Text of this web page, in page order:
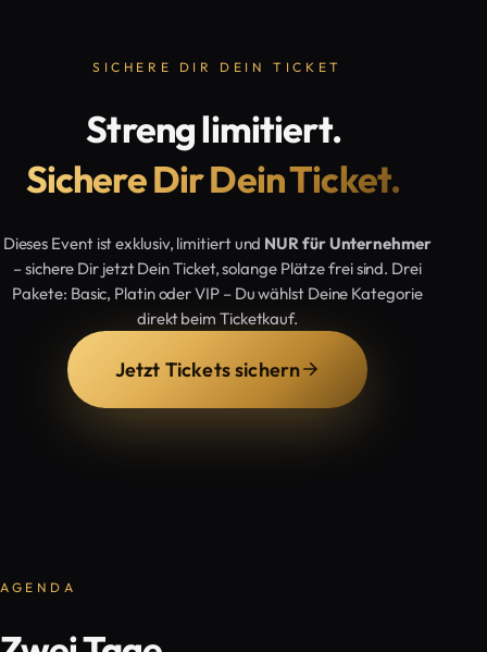
SICHERE DIR DEIN TICKET
Streng limitiert.
Sichere Dir Dein Ticket.
Dieses Event ist exklusiv, limitiert und NUR für Unternehmer
– sichere Dir jetzt Dein Ticket, solange Plätze frei sind. Drei
Pakete: Basic, Platin oder VIP – Du wählst Deine Kategorie
direkt beim Ticketkauf.
Jetzt Tickets sichern
AGENDA